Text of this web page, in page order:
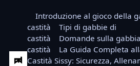
Introduzione al gioco della
castità
Tipi di gabbie di
castità
Domande sulla
castità
La Guida Completa
Castità Sissy: Sicurezza,